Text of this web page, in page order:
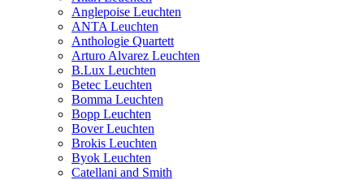
Anglepoise Leuchten
ANTA Leuchten
Anthologie Quartett
Arturo Alvarez Leuchten
B.Lux Leuchten
Betec Leuchten
Bomma Leuchten
Bopp Leuchten
Bover Leuchten
Brokis Leuchten
Byok Leuchten
Catellani and Smith